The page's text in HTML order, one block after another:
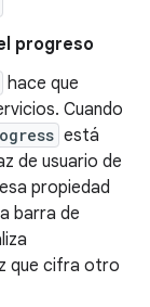
progreso
hace que
Cuando
está
de usuario de
propiedad
barra de
que cifra otro